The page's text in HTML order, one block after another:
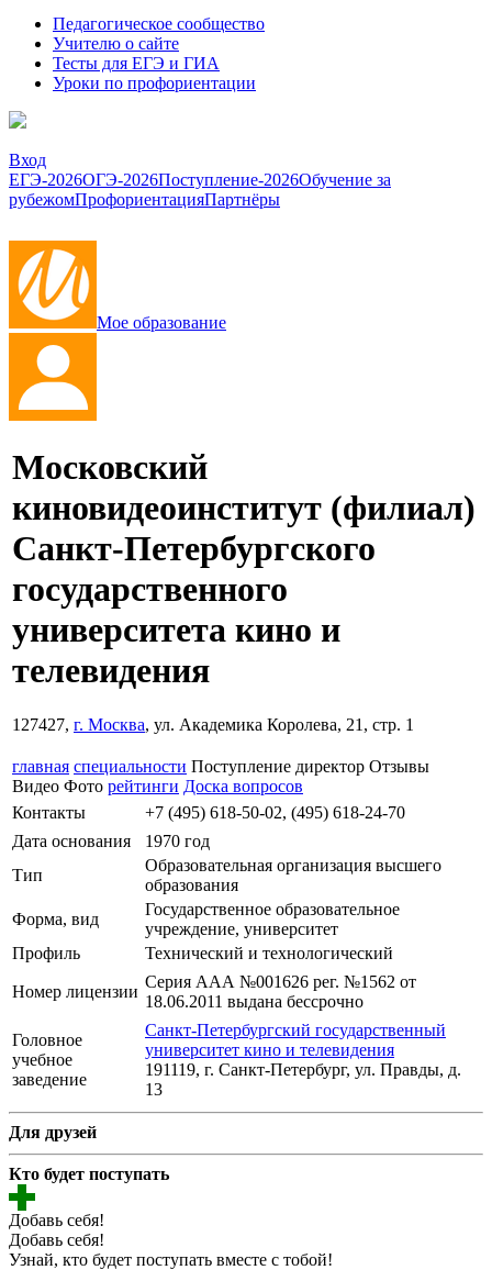
Педагогическое сообщество
Учителю о сайте
Тесты для ЕГЭ и ГИА
Уроки по профориентации
Вход
ЕГЭ-2026ОГЭ-2026Поступление-2026Обучение за
рубежомПрофориентацияПартнёры
Мое образование
Московский
киновидеоинститут (филиал)
Санкт-Петербургского
государственного
университета кино и
телевидения
127427, г. Москва, ул. Академика Королева, 21, стр. 1
главная специальности Поступление директор Отзывы
Видео Фото рейтинги Доска вопросов
Контакты
+7 (495) 618-50-02, (495) 618-24-70
Дата основания
1970 год
Тип
Образовательная организация высшего
образования
Форма, вид
Государственное образовательное
учреждение, университет
Профиль
Технический и технологический
Номер лицензии
Серия ААА №001626 рег. №1562 от
18.06.2011 выдана бессрочно
Головное
учебное
заведение
Санкт-Петербургский государственный
университет кино и телевидения
191119, г. Санкт-Петербург, ул. Правды, д.
13
Для друзей
Кто будет поступать
Добавь себя!
Добавь себя!
Узнай, кто будет поступать вместе с тобой!